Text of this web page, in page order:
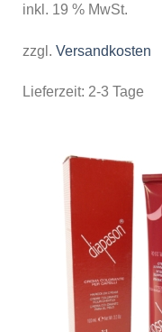
inkl. 19 % MwSt.
zzgl. Versandkosten
Lieferzeit: 2-3 Tage